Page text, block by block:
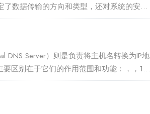
了数据传输的方向和类型，还对系统的安全
技的浪潮中...
DNS Server）则是负责将主机名转换为IP地
区别在于它们的作用范围和功能：，，1.